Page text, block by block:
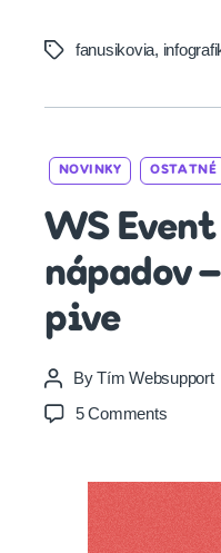
Tagsfanusikovia,
NOVINKY OSTATNÉ
WS
nápadov
pive
Post
author
ByTím Websupport
5 Commentson
#4
Výmena
nápadov